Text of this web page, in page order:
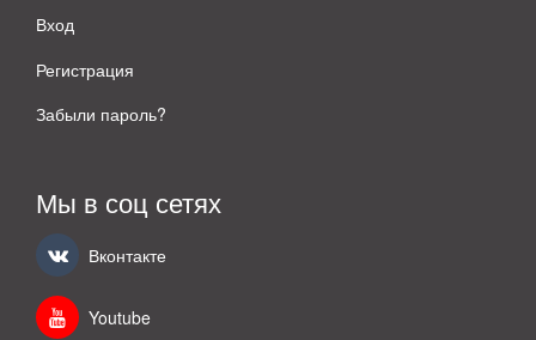
Вход
Регистрация
Забыли пароль?
Мы в соц сетях
Вконтакте
Youtube